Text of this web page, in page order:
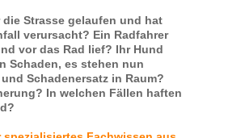
Strasse gelaufen und hat
verursacht? Ein Radfahrer
vor das Rad lief? Ihr Hund
Schaden, es stehen nun
Schadenersatz in Raum?
In welchen Fällen haften